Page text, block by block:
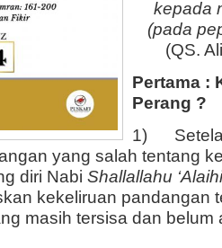
kepada
(pada
(QS.
Pertama :
Perang ?
1)
yang salah tentang
diri Nabi Shallallahu
kekeliruan pandangan
masih tersisa dan belum
Menurut Syari'at
(Meluruskan
Prof. DR.
isinya
Dalam Pernikahan